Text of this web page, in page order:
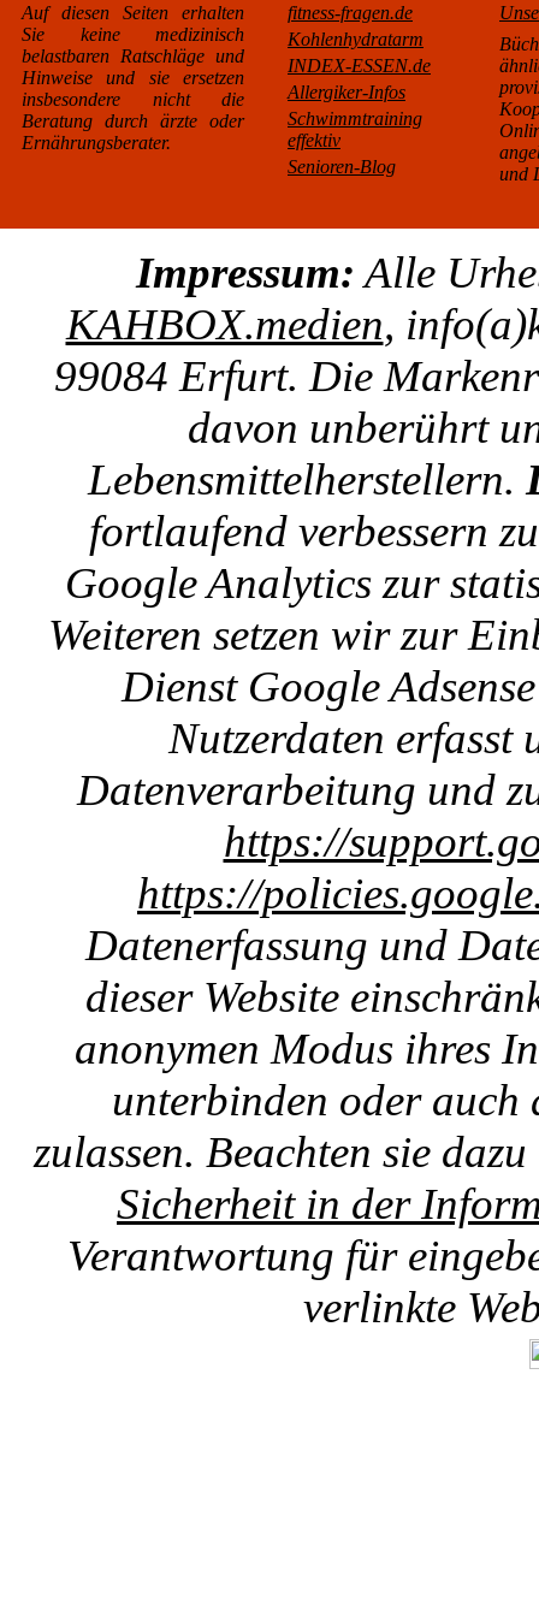
Auf diesen Seiten erhalten
Sie keine medizinisch
belastbaren Ratschläge und
Hinweise und sie ersetzen
insbesondere nicht die
Beratung durch ärzte oder
Ernährungsberater.
fitness-fragen.de
Kohlenhydratarm
INDEX-ESSEN.de
Allergiker-Infos
Schwimmtraining
effektiv
Senioren-Blog
und
Impressum: Alle
KAHBOX.medien,
99084 Erfurt. Die
davon unberührt
Lebensmittelherstellern.
fortlaufend verbessern
Google Analytics zur
Weiteren setzen wir zur
Dienst Google
Nutzerdaten erfasst
Datenverarbeitung und
https://
https://
Datenerfassung und
dieser Website
anonymen Modus ihres
unterbinden oder auch
zulassen. Beachten sie
Sicherheit in der
Verantwortung für
verlinkte